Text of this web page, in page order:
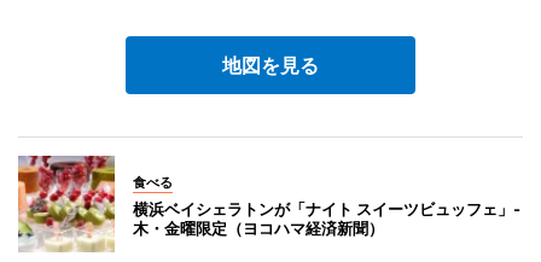
地図を見る
食べる
横浜ベイシェラトンが「ナイト スイーツビュッフェ」-
木・金曜限定（ヨコハマ経済新聞）